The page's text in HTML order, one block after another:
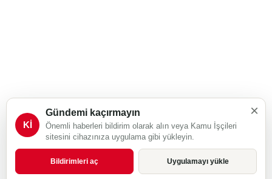
×
Kİ
Gündemi kaçırmayın
Önemli haberleri bildirim olarak alın veya Kamu İşçileri
sitesini cihazınıza uygulama gibi yükleyin.
Bildirimleri aç Uygulamayı yükle